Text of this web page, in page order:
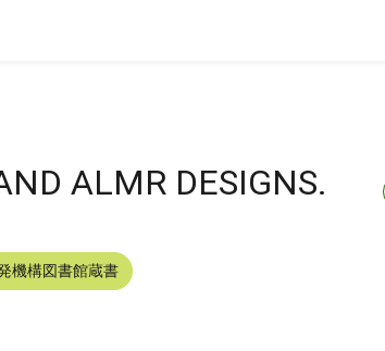
ALMR DESIGNS.
機構図書館蔵書